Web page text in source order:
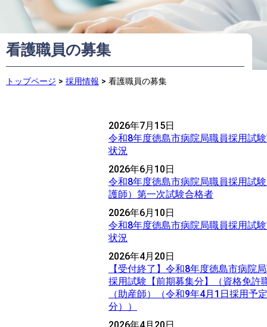
看護職員の募集
トップページ > 採用情報 > 看護職員の募集
2026年7月15日
令和8年度徳島市病院局職員採用試
状況
2026年6月10日
令和8年度徳島市病院局職員採用試
護師）第一次試験合格者
2026年6月10日
令和8年度徳島市病院局職員採用試
状況
2026年4月20日
【受付終了】令和8年度徳島市病院
採用試験【前期募集分】（資格免許
（助産師）（令和9年4月1日採用予定
分））